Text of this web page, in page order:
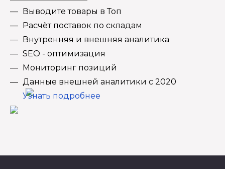
Выводите товары в Топ
Расчёт поставок по складам
Внутренняя и внешняя аналитика
SEO - оптимизация
Мониторинг позиций
Данные внешней аналитики с 2020
Узнать подробнее